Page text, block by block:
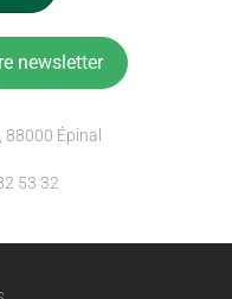
newsletter
88000 Épinal
53 32